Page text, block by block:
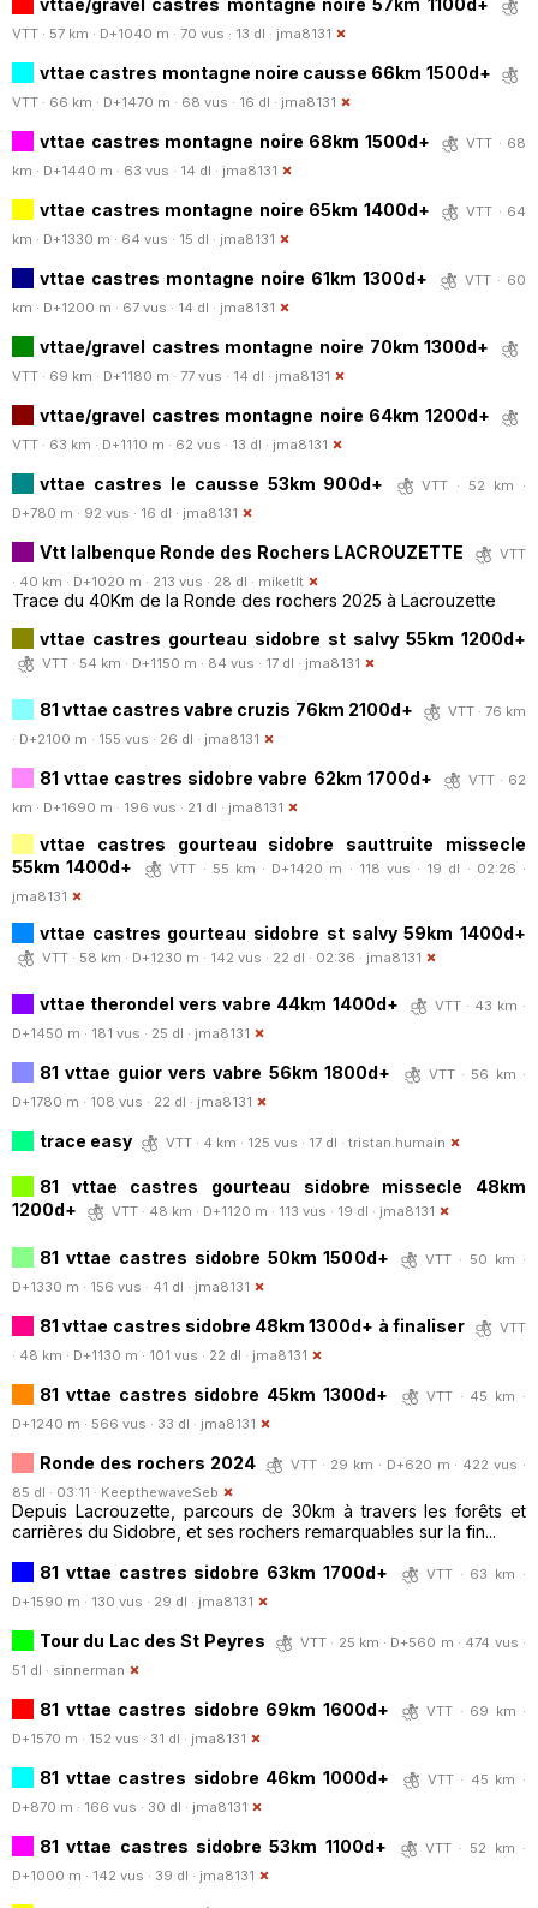
VTT · 57 km · D+1040 m · 70 vus · 13 dl · jma8131
vttae castres montagne noire causse 66km 1500d+
VTT · 66 km · D+1470 m · 68 vus · 16 dl · jma8131
vttae castres montagne noire 68km 1500d+
VTT · 68
km · D+1440 m · 63 vus · 14 dl · jma8131
vttae castres montagne noire 65km 1400d+
VTT · 64
km · D+1330 m · 64 vus · 15 dl · jma8131
vttae castres montagne noire 61km 1300d+
VTT · 60
km · D+1200 m · 67 vus · 14 dl · jma8131
vttae/gravel castres montagne noire 70km 1300d+
VTT · 69 km · D+1180 m · 77 vus · 14 dl · jma8131
vttae/gravel castres montagne noire 64km 1200d+
VTT · 63 km · D+1110 m · 62 vus · 13 dl · jma8131
vttae castres le causse 53km 900d+
VTT · 52 km ·
D+780 m · 92 vus · 16 dl · jma8131
Vtt lalbenque Ronde des Rochers LACROUZETTE
VTT
· 40 km · D+1020 m · 213 vus · 28 dl · miketlt
Trace du 40Km de la Ronde des rochers 2025 à Lacrouzette
vttae castres gourteau sidobre st salvy 55km 1200d+
VTT · 54 km · D+1150 m · 84 vus · 17 dl · jma8131
81 vttae castres vabre cruzis 76km 2100d+
VTT · 76 km
· D+2100 m · 155 vus · 26 dl · jma8131
81 vttae castres sidobre vabre 62km 1700d+
VTT · 62
km · D+1690 m · 196 vus · 21 dl · jma8131
vttae castres gourteau sidobre sauttruite missecle
55km 1400d+
VTT · 55 km · D+1420 m · 118 vus · 19 dl · 02:26 ·
jma8131
vttae castres gourteau sidobre st salvy 59km 1400d+
VTT · 58 km · D+1230 m · 142 vus · 22 dl · 02:36 · jma8131
vttae therondel vers vabre 44km 1400d+
VTT · 43 km ·
D+1450 m · 181 vus · 25 dl · jma8131
81 vttae guior vers vabre 56km 1800d+
VTT · 56 km ·
D+1780 m · 108 vus · 22 dl · jma8131
trace easy VTT · 4 km · 125 vus · 17 dl · tristan.humain
81 vttae castres gourteau sidobre missecle 48km
1200d+
VTT · 48 km · D+1120 m · 113 vus · 19 dl · jma8131
81 vttae castres sidobre 50km 1500d+
VTT · 50 km ·
D+1330 m · 156 vus · 41 dl · jma8131
81 vttae castres sidobre 48km 1300d+ à finaliser
VTT
· 48 km · D+1130 m · 101 vus · 22 dl · jma8131
81 vttae castres sidobre 45km 1300d+
VTT · 45 km ·
D+1240 m · 566 vus · 33 dl · jma8131
Ronde des rochers 2024
VTT · 29 km · D+620 m · 422 vus ·
85 dl · 03:11 · KeepthewaveSeb
Depuis Lacrouzette, parcours de 30km à travers les forêts et
carrières du Sidobre, et ses rochers remarquables sur la fin...
81 vttae castres sidobre 63km 1700d+
VTT · 63 km ·
D+1590 m · 130 vus · 29 dl · jma8131
Tour du Lac des St Peyres
VTT · 25 km · D+560 m · 474 vus ·
51 dl · sinnerman
81 vttae castres sidobre 69km 1600d+
VTT · 69 km ·
D+1570 m · 152 vus · 31 dl · jma8131
81 vttae castres sidobre 46km 1000d+
VTT · 45 km ·
D+870 m · 166 vus · 30 dl · jma8131
81 vttae castres sidobre 53km 1100d+
VTT · 52 km ·
D+1000 m · 142 vus · 39 dl · jma8131